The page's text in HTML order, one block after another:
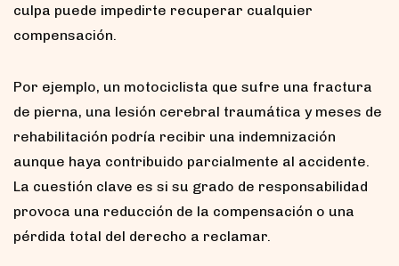
culpa puede impedirte recuperar cualquier
compensación.
Por ejemplo, un motociclista que sufre una fractura
de pierna, una lesión cerebral traumática y meses de
rehabilitación podría recibir una indemnización
aunque haya contribuido parcialmente al accidente.
La cuestión clave es si su grado de responsabilidad
provoca una reducción de la compensación o una
pérdida total del derecho a reclamar.